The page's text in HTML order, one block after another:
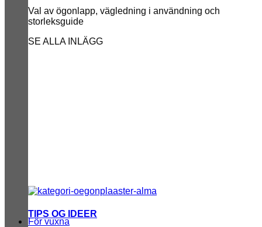
Val av ögonlapp, vägledning i användning och
storleksguide
SE ALLA INLÄGG
TIPS OG IDEER
För vuxna